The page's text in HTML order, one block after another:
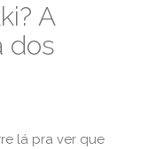
A
dos
lá pra ver que